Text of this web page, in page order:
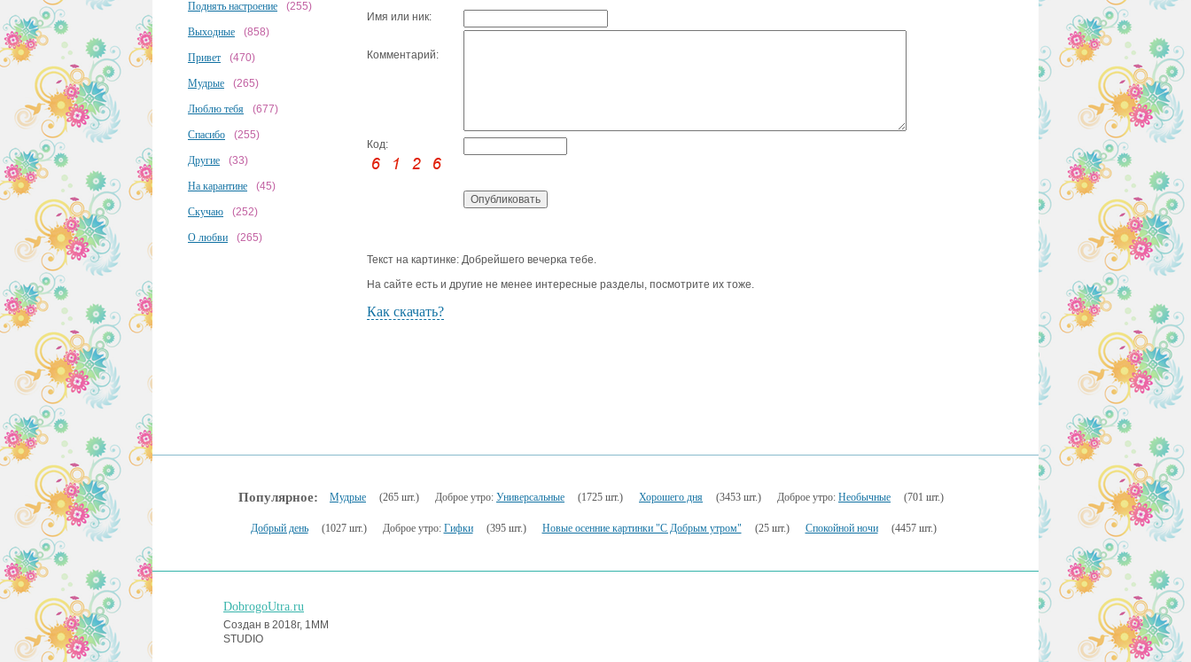
Поднять настроение (255)
Выходные (858)
Привет (470)
Мудрые (265)
Люблю тебя (677)
Спасибо (255)
Другие (33)
На карантине (45)
Скучаю (252)
О любви (265)
Имя или ник:
Комментарий:
Код:
Текст на картинке: Добрейшего вечерка тебе.
На сайте есть и другие не менее интересные разделы, посмотрите их тоже.
Как скачать?
Популярное: Мудрые (265 шт.) Доброе утро: Универсальные (1725 шт.) Хорошего дня (3453 шт.) Доброе утро: Необычные (701 шт.)
Добрый день (1027 шт.) Доброе утро: Гифки (395 шт.) Новые осенние картинки "С Добрым утром" (25 шт.) Спокойной ночи (4457 шт.)
DobrogoUtra.ru
Создан в 2018г, 1MM
STUDIO